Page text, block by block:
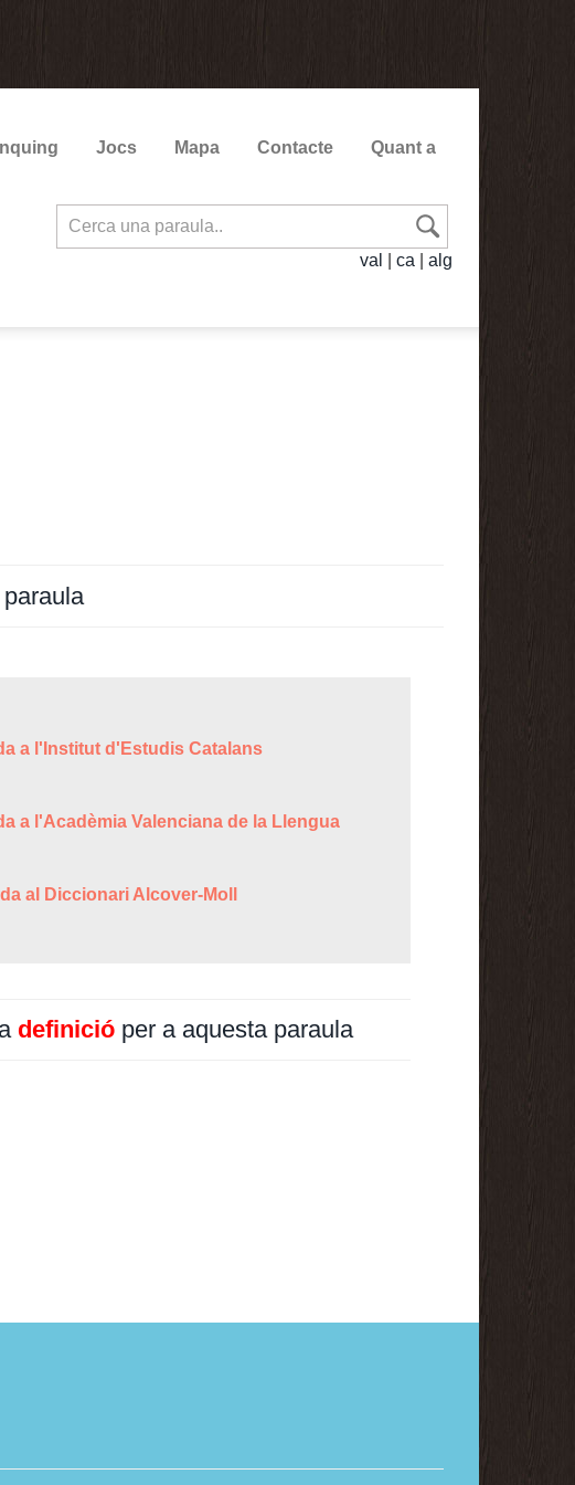
Jocs Mapa Contacte Quant a
val ca alg
a l'Institut d'Estudis Catalans
a l'Acadèmia Valenciana de la Llengua
al Diccionari Alcover-Moll
definició per a aquesta paraula